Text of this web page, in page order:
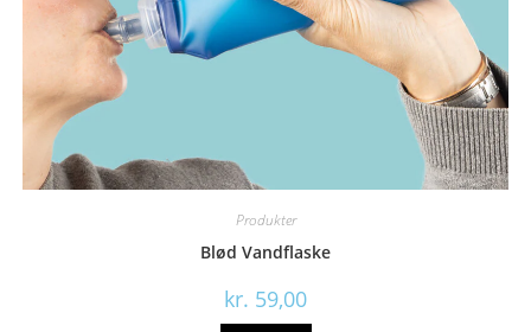
Produkter
Blød Vandflaske
kr. 59,00